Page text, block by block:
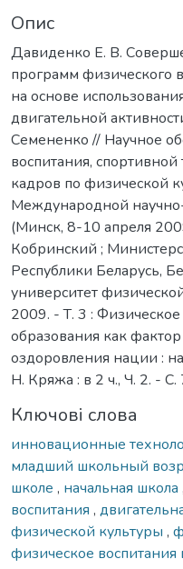
Опис
Давиденко Е. В.
программ физического
на основе
двигательной
Семененко // Научное
воспитания,
кадров по физической
Международной
(Минск, 8-10 апреля
Кобринский ;
Республики Беларусь,
университет
2009. - Т. 3 : Физическое
образования как
оздоровления нации :
Н. Кряжа : в 2 ч., Ч. 2. -
Ключові слова
инновационные
младший школьный
школе , начальная школа ,
воспитания ,
физической культуры ,
физическое воспитания